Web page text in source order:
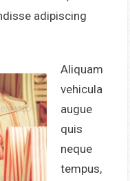
adipiscing
Aliquam
vehicula
augue
quis
neque
tempus,